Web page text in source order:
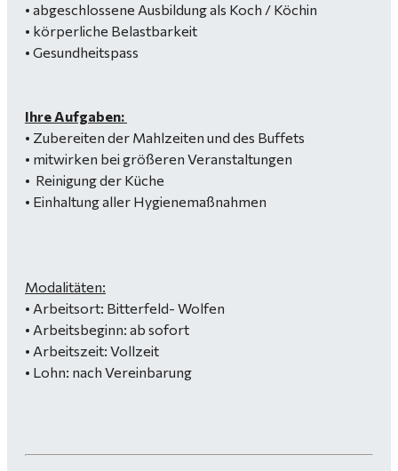
• abgeschlossene Ausbildung als Koch / Köchin
• körperliche Belastbarkeit
• Gesundheitspass
Ihre Aufgaben:
• Zubereiten der Mahlzeiten und des Buffets
• mitwirken bei größeren Veranstaltungen
• Reinigung der Küche
• Einhaltung aller Hygienemaßnahmen
Modalitäten:
• Arbeitsort: Bitterfeld- Wolfen
• Arbeitsbeginn: ab sofort
• Arbeitszeit: Vollzeit
• Lohn: nach Vereinbarung